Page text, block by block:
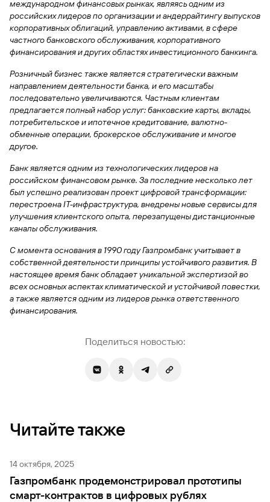
Быстрый
поиск
по
Вклады
Вклады
международном финансовых рынках, являясь одним из
российских лидеров по организации и андеррайтингу выпусков
корпоративных облигаций, управлению активами, в сфере
частного банковского обслуживания, корпоративного
финансирования и других областях инвестиционного банкинга.
Розничный бизнес также является стратегически важным
направлением деятельности банка, и его масштабы
последовательно увеличиваются. Частным клиентам
предлагается полный набор услуг: банковские карты, вклады,
потребительское и ипотечное кредитование, валютно-
обменные операции, брокерское обслуживание и многое
другое.
Банк является одним из технологических лидеров на
российском финансовом рынке. За последние несколько лет
был успешно реализован проект цифровой трансформации:
перестроена IT-инфраструктура, внедрены новые сервисы для
улучшения клиентского опыта, перезапущены дистанционные
каналы обслуживания.
С момента основания в 1990 году Газпромбанк учитывает в
собственной деятельности принципы устойчивого развития. В
настоящее время банк обладает уникальной экспертизой во
всех основных аспектах климатической и устойчивой повестки,
а также является одним из лидеров рынка ответственного
финансирования.
Поделиться новостью:
Читайте также
14 октября, 2025
Газпромбанк продемонстрировал прототипы
смарт-контрактов в цифровых рублях